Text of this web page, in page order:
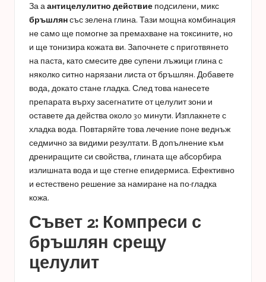
За а антицелулитно действие подсилени, микс
бръшлянсъс зелена глина. Тази мощна комбинация
не само ще помогне за премахване на токсините, но
и ще тонизира кожата ви. Започнете с приготвянето
на паста, като смесите две супени лъжици глина с
няколко ситно нарязани листа от бръшлян. Добавете
вода, докато стане гладка. След това нанесете
препарата върху засегнатите от целулит зони и
оставете да действа около 30 минути. Изплакнете с
хладка вода. Повтаряйте това лечение поне веднъж
седмично за видими резултати. В допълнение към
дрениращите си свойства, глината ще абсорбира
излишната вода и ще стегне епидермиса. Ефективно
и естествено решение за намиране на по-гладка
кожа.
Съвет 2: Компреси с
бръшлян срещу
целулит